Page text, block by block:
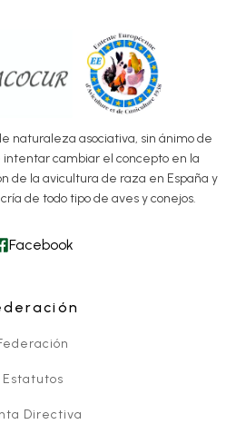
naturaleza asociativa, sin ánimo de
intentar cambiar el concepto en la
de la avicultura de raza en España y
de todo tipo de aves y conejos.
Facebook
Estatutos
Directiva